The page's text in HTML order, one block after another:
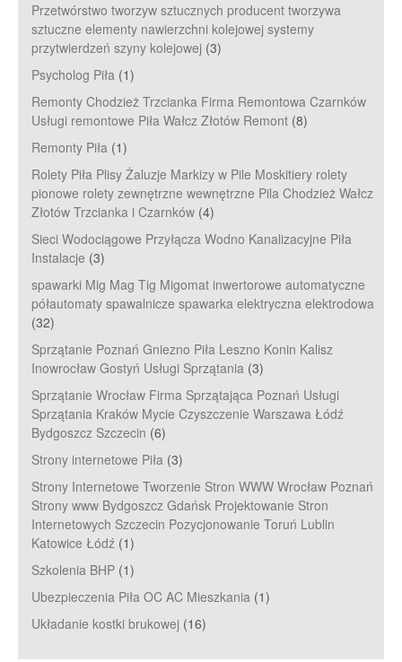
Przetwórstwo tworzyw sztucznych producent tworzywa
sztuczne elementy nawierzchni kolejowej systemy
przytwierdzeń szyny kolejowej (3)
Psycholog Piła (1)
Remonty Chodzież Trzcianka Firma Remontowa Czarnków
Usługi remontowe Piła Wałcz Złotów Remont (8)
Remonty Piła (1)
Rolety Piła Plisy Żaluzje Markizy w Pile Moskitiery rolety
pionowe rolety zewnętrzne wewnętrzne Pila Chodzież Wałcz
Złotów Trzcianka i Czarnków (4)
Sieci Wodociągowe Przyłącza Wodno Kanalizacyjne Piła
Instalacje (3)
spawarki Mig Mag Tig Migomat inwertorowe automatyczne
półautomaty spawalnicze spawarka elektryczna elektrodowa
(32)
Sprzątanie Poznań Gniezno Piła Leszno Konin Kalisz
Inowrocław Gostyń Usługi Sprzątania (3)
Sprzątanie Wrocław Firma Sprzątająca Poznań Usługi
Sprzątania Kraków Mycie Czyszczenie Warszawa Łódź
Bydgoszcz Szczecin (6)
Strony internetowe Piła (3)
Strony Internetowe Tworzenie Stron WWW Wrocław Poznań
Strony www Bydgoszcz Gdańsk Projektowanie Stron
Internetowych Szczecin Pozycjonowanie Toruń Lublin
Katowice Łódź (1)
Szkolenia BHP (1)
Ubezpieczenia Piła OC AC Mieszkania (1)
Układanie kostki brukowej (16)